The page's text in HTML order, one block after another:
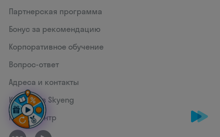
Партнерская программа
Бонус за рекомендацию
Корпоративное обучение
Вопрос-ответ
Адреса и контакты
Карьера в Skyeng
Пресс-центр